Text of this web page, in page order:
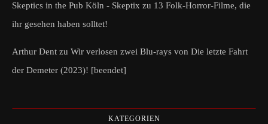
Skeptics in the Pub Köln - Skeptix zu 13 Folk-Horror-Filme, die
ihr gesehen haben solltet!
Arthur Dent zu Wir verlosen zwei Blu-rays von Die letzte Fahrt
der Demeter (2023)! [beendet]
KATEGORIEN